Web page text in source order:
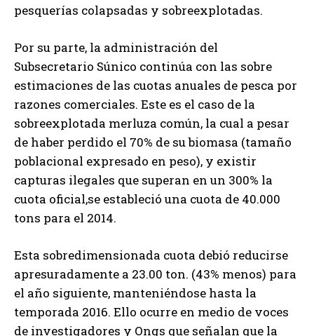
pesquerías colapsadas y sobreexplotadas.
Por su parte, la administración del
Subsecretario Súnico continúa con las sobre
estimaciones de las cuotas anuales de pesca por
razones comerciales. Este es el caso de la
sobreexplotada merluza común, la cual a pesar
de haber perdido el 70% de su biomasa (tamaño
poblacional expresado en peso), y existir
capturas ilegales que superan en un 300% la
cuota oficial,se estableció una cuota de 40.000
tons para el 2014.
Esta sobredimensionada cuota debió reducirse
apresuradamente a 23.00 ton. (43% menos) para
el año siguiente, manteniéndose hasta la
temporada 2016. Ello ocurre en medio de voces
de investigadores y Ongs que señalan que la